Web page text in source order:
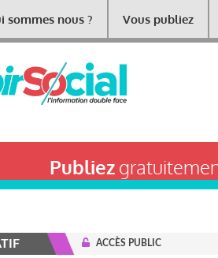
sommes nous ? Vous publiez
Publiez
ACCÈS PUBLIC